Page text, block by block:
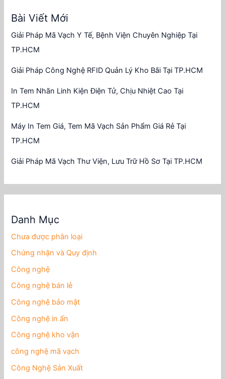
Bài Viết Mới
Giải Pháp Mã Vạch Y Tế, Bệnh Viện Chuyên Nghiệp Tại
TP.HCM
Giải Pháp Công Nghệ RFID Quản Lý Kho Bãi Tại TP.HCM
In Tem Nhãn Linh Kiện Điện Tử, Chịu Nhiệt Cao Tại
TP.HCM
Máy In Tem Giá, Tem Mã Vạch Sản Phẩm Giá Rẻ Tại
TP.HCM
Giải Pháp Mã Vạch Thư Viện, Lưu Trữ Hồ Sơ Tại TP.HCM
Danh Mục
Chưa được phân loại
Chứng nhận và Quy định
Công nghệ
Công nghệ bán lẻ
Công nghệ bảo mật
Công nghệ in ấn
Công nghệ kho vận
công nghệ mã vạch
Công Nghệ Sản Xuất